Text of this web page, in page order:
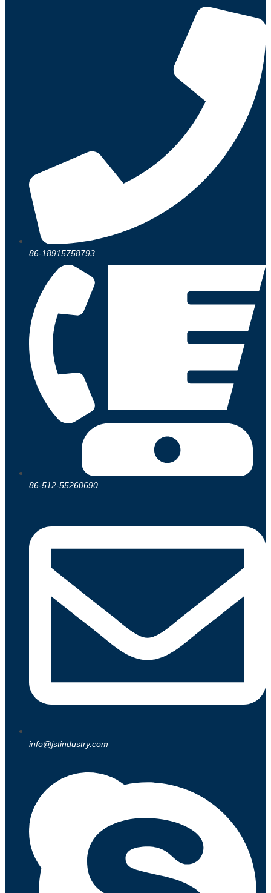
86-18915758793
86-512-55260690
info@jstindustry.com